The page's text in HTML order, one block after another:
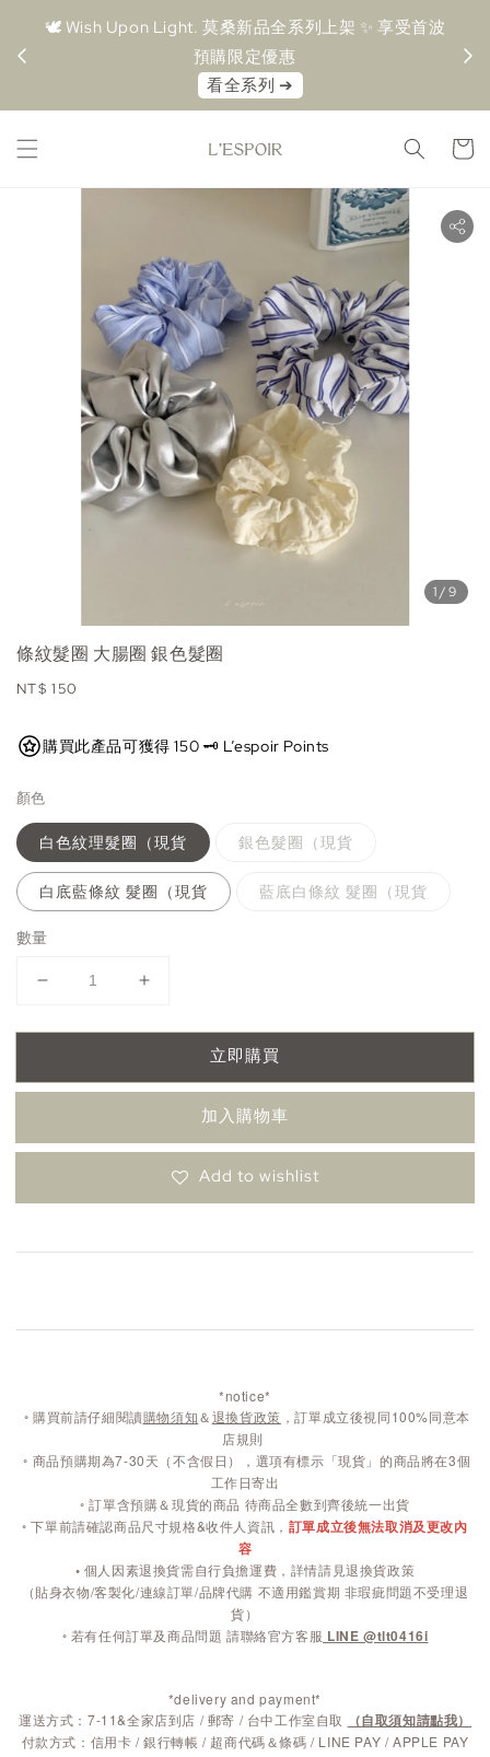
🕊️ Wish Upon Light. 莫桑新品全系列上架 ✨ 享受首波
預購限定優惠⁠
⁠看全系列 ➔⁠
1/9
條紋髮圈 大腸圈 銀色髮圈
Regular
NT$ 150
購買此產品可獲得 150 🗝️ L’espoir Points
顏色
白色紋理髮圈（現貨 銀色髮圈（現貨
白底藍條紋 髮圈（現貨 藍底白條紋 髮圈（現貨
數量
立即購買
加入購物車
Add to wishlist
*notice*
◦ 購買前請仔細閱讀購物須知＆退換貨政策 ，訂單成立後視同100%同意本
店規則
◦ 商品預購期為7-30天（不含假日），選項有標示「現貨」的商品將在3個
工作日寄出
◦ 訂單含預購＆現貨的商品 待商品全數到齊後統一出貨
◦ 下單前請確認商品尺寸規格&收件人資訊， 訂單成立後無法取消及更改內
容
◦ 個人因素退換貨需自行負擔運費，詳情請見退換貨政策
（貼身衣物/客製化/連線訂單/品牌代購 不適用鑑賞期 非瑕疵問題不受理退
貨）
◦ 若有任何訂單及商品問題 請聯絡官方客服 LINE @tlt0416i
*delivery and payment*
運送方式：7-11&全家店到店 / 郵寄 / 台中工作室自取
（自取須知請點我）
付款方式：信用卡 / 銀行轉帳 / 超商代碼＆條碼 / LINE PAY / APPLE PAY